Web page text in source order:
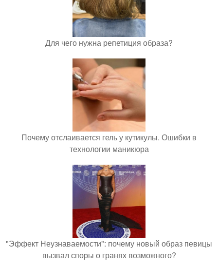
Для чего нужна репетиция образа?
Почему отслаивается гель у кутикулы. Ошибки в
технологии маникюра
"Эффект Неузнаваемости": почему новый образ певицы
вызвал споры о гранях возможного?